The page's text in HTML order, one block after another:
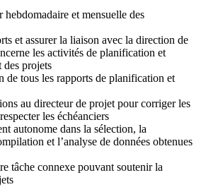
hebdomadaire et mensuelle des
et assurer la liaison avec la direction de
les activités de planification et
des projets
de tous les rapports de planification et
au directeur de projet pour corriger les
les échéanciers
autonome dans la sélection, la
et l’analyse de données obtenues
tâche connexe pouvant soutenir la